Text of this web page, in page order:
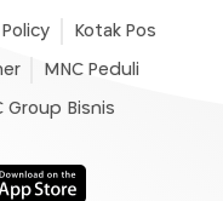
Policy Kotak Pos
MNC Peduli
Group Bisnis